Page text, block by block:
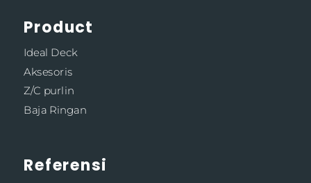
Product
Ideal Deck
Aksesoris
Z/C purlin
Baja Ringan
Referensi